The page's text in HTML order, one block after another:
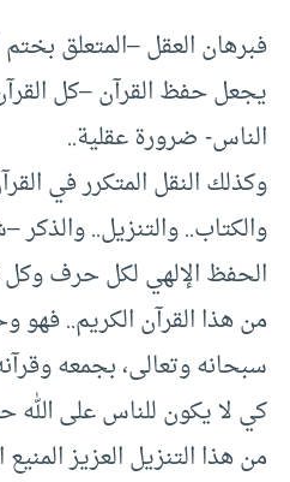
فبرهان العقل –المتعلق
يجعل حفظ القرآن –كل
الناس- ضرورة عقلية..
وكذلك النقل المتكرر في
والكتاب.. والتنزيل..
الحفظ الإلهي لكل حرف
من هذا القرآن الكريم.. فهو
سبحانه وتعالى، بجمعه
كي لا يكون للناس على
من هذا التنزيل العزيز